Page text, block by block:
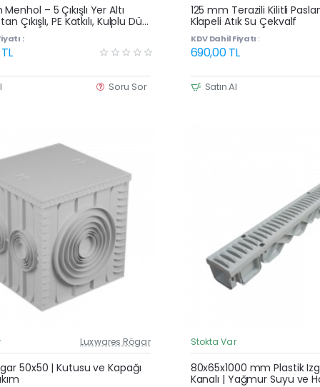
Yeni Ürün
– 5 Çıkışlı Yer Altı
Çıkışlı, PE Katkılı, Kulplu Düz
Kutusu
:
Soru Sor
125 mm Terazili Kilitli
Klapeli Atık Su Çekvalf
KDV Dahil Fiyatı :
690,00 TL
Satın Al
Güncel Fiyat
Luxwares Rögar
50x50 | Kutusu ve Kapağı
Stokta Var
80x65x1000 mm Plastik
Kanalı | Yağmur Suyu ve